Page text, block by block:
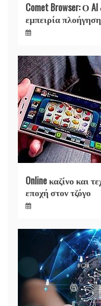
Comet Browser: Ο
εμπειρία
Online καζίνο και
εποχή στον τζόγο